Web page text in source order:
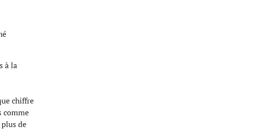
à la
chiffre
comme
de